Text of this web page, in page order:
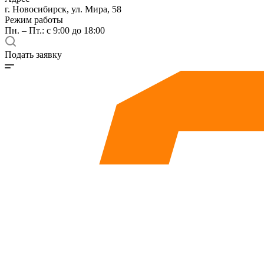
г. Новосибирск, ул. Мира, 58
Режим работы
Пн. – Пт.: с 9:00 до 18:00
Подать заявку